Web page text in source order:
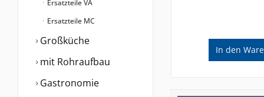
Ersatzteile VA
Ersatzteile MC
Großküche
mit Rohraufbau
Gastronomie
In den